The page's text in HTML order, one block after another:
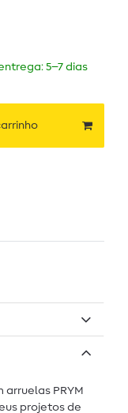
5–7 dias
PRYM
projetos de